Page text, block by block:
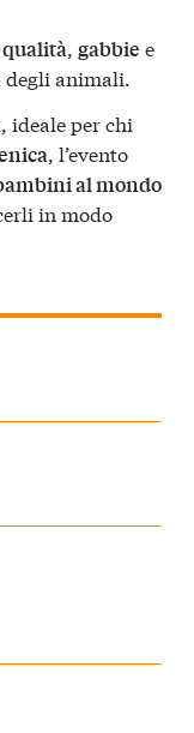
, gabbie e
degli animali.
ideale per chi
, l’evento
al mondo
in modo